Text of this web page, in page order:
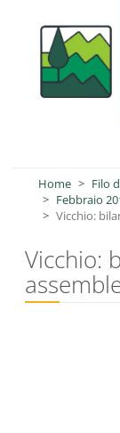
Salta al contenuto
Home
Filo
Febbraio
Vicchio:
Vicchio: